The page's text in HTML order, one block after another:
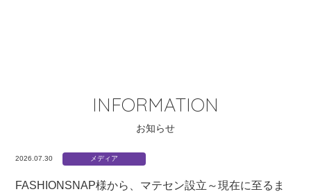
INFORMATION
2026.07.30 メディア
FASHIONSNAP様から、マテセン設立～現在に至るま